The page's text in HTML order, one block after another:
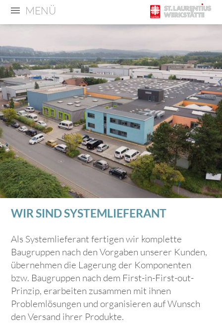
MENÜ
WIR SIND SYSTEMLIEFERANT
Als Systemlieferant fertigen wir komplette
Baugruppen nach den Vorgaben unserer Kunden,
übernehmen die Lagerung der Komponenten
bzw. Baugruppen nach dem First-in-First-out-
Prinzip, erarbeiten zusammen mit ihnen
Problemlösungen und organisieren auf Wunsch
den Versand ihrer Produkte.